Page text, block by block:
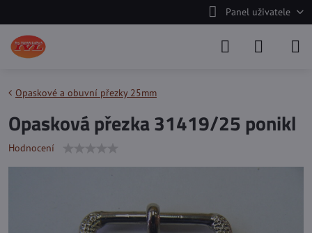
Panel uživatele
Opaskové a obuvní přezky 25mm
Opasková přezka 31419/25 ponikl
Hodnocení